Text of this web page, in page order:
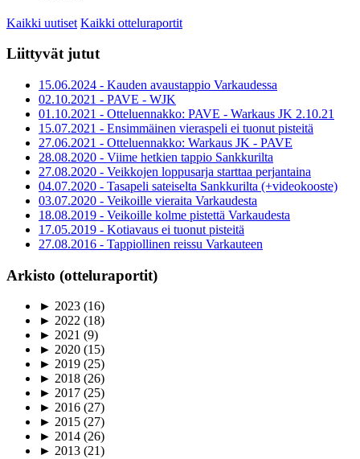
Kaikki uutiset Kaikki otteluraportit
Liittyvät jutut
15.06.2024 - Kauden avaustappio Varkaudessa
02.10.2021 - PAVE - WJK
01.10.2021 - Otteluennakko: PAVE - Warkaus JK 2.10.21
15.07.2021 - Ensimmäinen vieraspeli ei tuonut pisteitä
27.06.2021 - Otteluennakko: Warkaus JK - PAVE
28.08.2020 - Viime hetkien tappio Sankkurilta
27.08.2020 - Veikkojen loppusarja starttaa perjantaina
04.07.2020 - Tasapeli sateiselta Sankkurilta (+videokooste)
03.07.2020 - Veikoille vieraita Varkaudesta
18.08.2019 - Veikoille kolme pistettä Varkaudesta
17.05.2019 - Kotiavaus ei tuonut pisteitä
27.08.2016 - Tappiollinen reissu Varkauteen
Arkisto (otteluraportit)
► 2023 (16)
► 2022 (18)
► 2021 (9)
► 2020 (15)
► 2019 (25)
► 2018 (26)
► 2017 (25)
► 2016 (27)
► 2015 (27)
► 2014 (26)
► 2013 (21)